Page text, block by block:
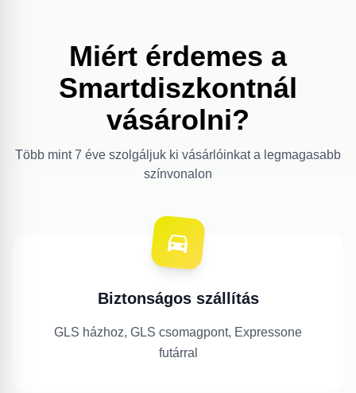
Miért érdemes a
Smartdiszkontnál
vásárolni?
Több mint 7 éve szolgáljuk ki vásárlóinkat a legmagasabb
színvonalon
Biztonságos szállítás
GLS házhoz, GLS csomagpont, Expressone
futárral